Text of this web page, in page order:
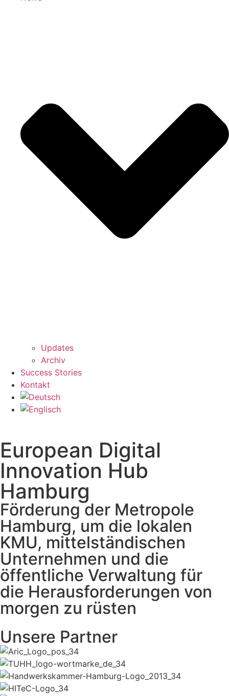
Updates
Archiv
Success Stories
Kontakt
European Digital
Innovation Hub
Hamburg
Förderung der Metropole
Hamburg, um die lokalen
KMU, mittelständischen
Unternehmen und die
öffentliche Verwaltung für
die Herausforderungen von
morgen zu rüsten
Unsere Partner